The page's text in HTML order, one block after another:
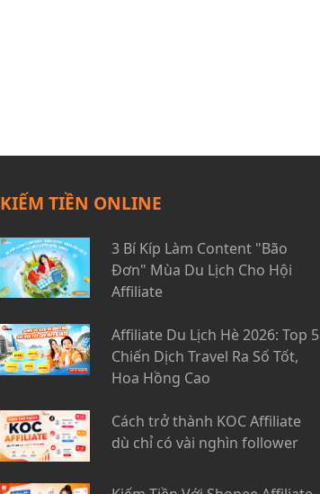
KIẾM TIỀN ONLINE
3 Bí Kíp Làm Content "Bão
Đơn" Mùa Du Lịch Cho Hội
Affiliate
Affiliate Du Lịch Hè 2026: Top 5
Chiến Dịch Travel Ra Số Tốt,
Hoa Hồng Cao
Cách trở thành KOC Affiliate
dù chỉ có vài nghìn follower